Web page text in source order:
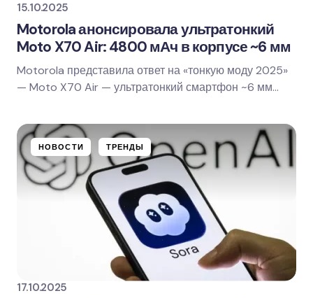
15.10.2025
Motorola анонсировала ультратонкий
Moto X70 Air: 4800 мАч в корпусе ~6 мм
Motorola представила ответ на «тонкую моду 2025»
— Moto X70 Air — ультратонкий смартфон ~6 мм
НОВОСТИ ТРЕНДЫ
17.10.2025